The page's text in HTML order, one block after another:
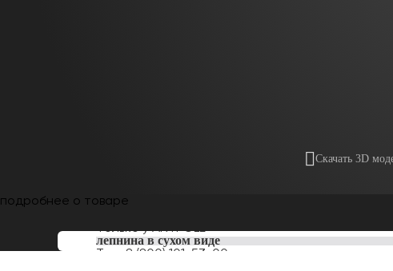
Скачать 3D
подробнее о товаре
Только уARTPOLE
лепнина в сухом виде
Тел: 8 (800) 101-53-00